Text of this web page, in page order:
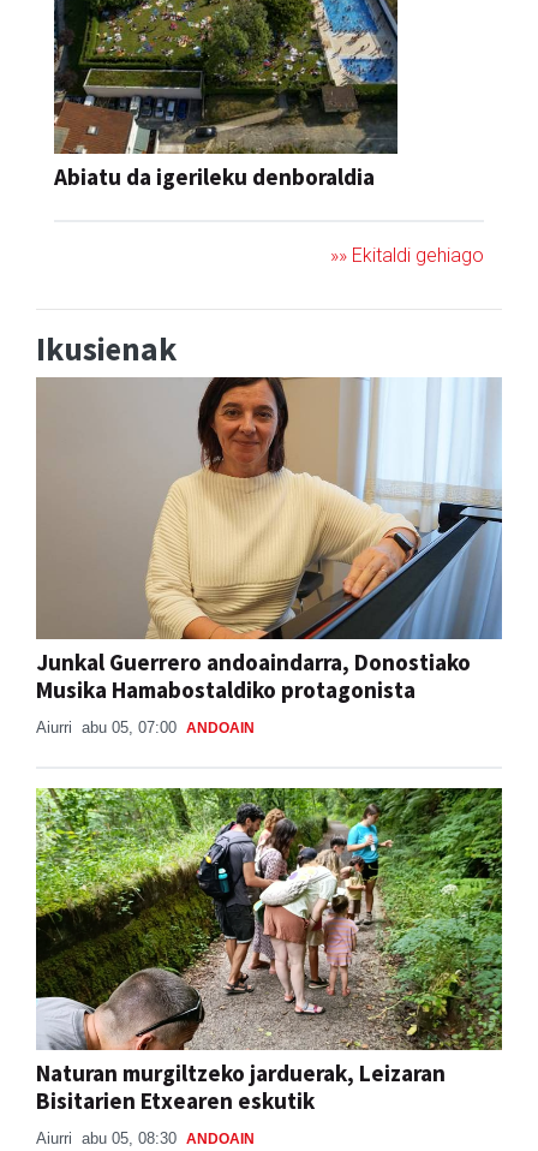
Abiatu da igerileku denboraldia
»» Ekitaldi gehiago
Ikusienak
Junkal Guerrero andoaindarra, Donostiako
Musika Hamabostaldiko protagonista
Aiurri abu 05, 07:00 ANDOAIN
Naturan murgiltzeko jarduerak, Leizaran
Bisitarien Etxearen eskutik
Aiurri abu 05, 08:30 ANDOAIN